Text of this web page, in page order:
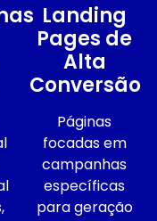
Landing
Pages de
Alta
Conversão
Páginas
focadas em
campanhas
específicas
para geração